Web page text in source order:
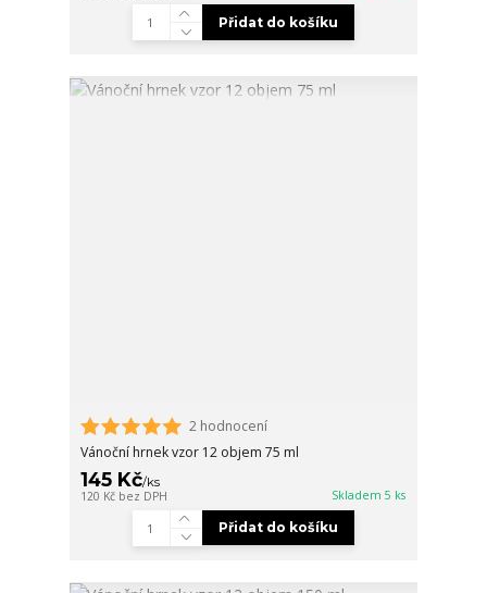
Přidat do košíku
2 hodnocení
Vánoční hrnek vzor 12 objem 75 ml
145 Kč/ks
120 Kč bez DPH Skladem 5 ks
Přidat do košíku